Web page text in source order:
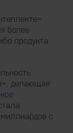
более
продукта
делающая
с